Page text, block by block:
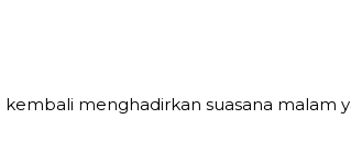
menghadirkan suasana malam